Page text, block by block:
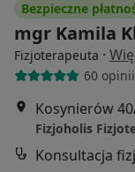
Bezpieczne
mgr Kamila
Fizjoterapeuta ·
60 opinii
Kosynierów
Fizjoholis
Konsultacja